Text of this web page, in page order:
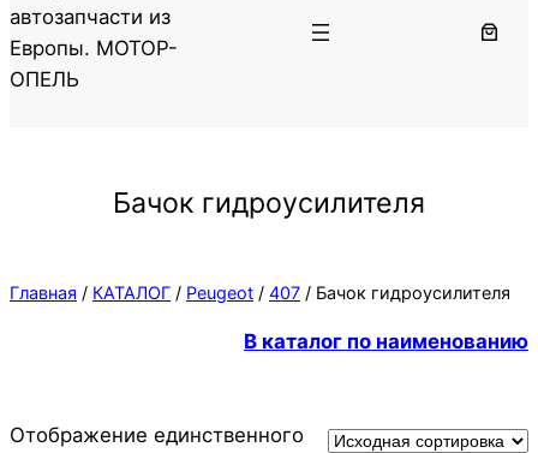
автозапчасти из
Европы. МОТОР-
ОПЕЛЬ
Бачок гидроусилителя
Главная / КАТАЛОГ / Peugeot / 407 / Бачок гидроусилителя
В каталог по наименованию
Отображение единственного